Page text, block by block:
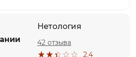
Нетология
2.4
42 отзыва